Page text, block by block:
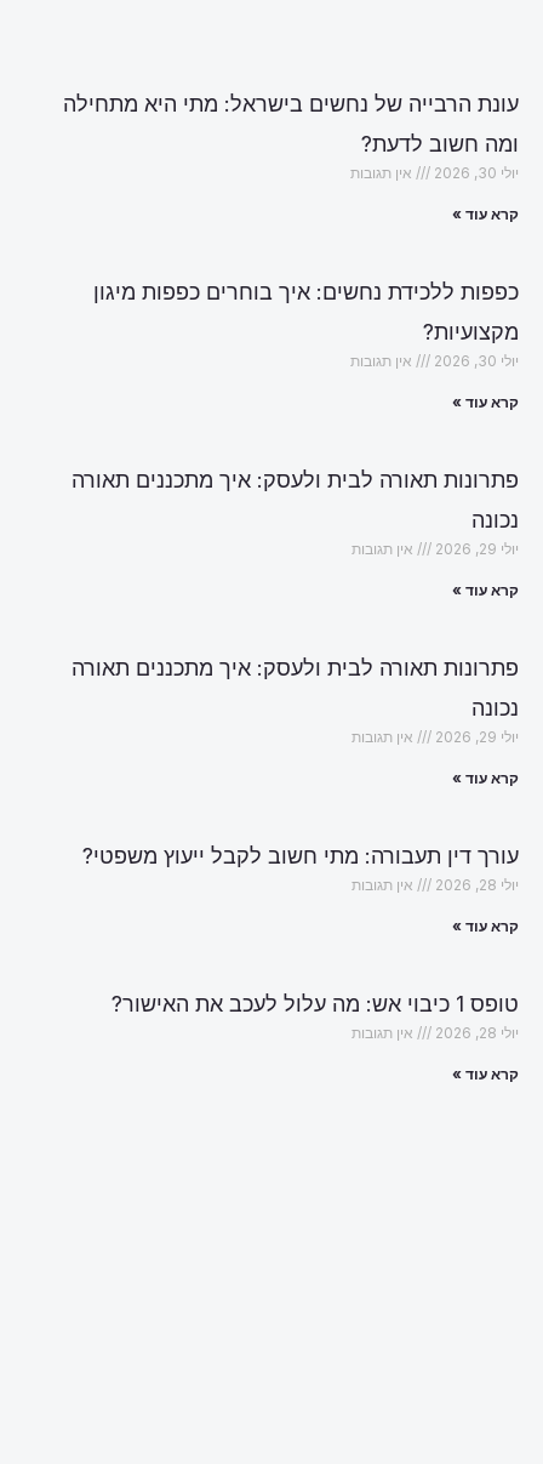
עונת הרבייה של נחשים בישראל: מתי היא מתחילה
ומה חשוב לדעת?
יולי 30, 2026 אין תגובות
קרא עוד »
כפפות ללכידת נחשים: איך בוחרים כפפות מיגון
מקצועיות?
יולי 30, 2026 אין תגובות
קרא עוד »
פתרונות תאורה לבית ולעסק: איך מתכננים תאורה
נכונה
יולי 29, 2026 אין תגובות
קרא עוד »
פתרונות תאורה לבית ולעסק: איך מתכננים תאורה
נכונה
יולי 29, 2026 אין תגובות
קרא עוד »
עורך דין תעבורה: מתי חשוב לקבל ייעוץ משפטי?
יולי 28, 2026 אין תגובות
קרא עוד »
טופס 1 כיבוי אש: מה עלול לעכב את האישור?
יולי 28, 2026 אין תגובות
קרא עוד »